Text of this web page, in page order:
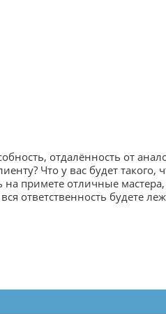
отдалённость от
Что у вас будет
примете отличные
ответственность будете